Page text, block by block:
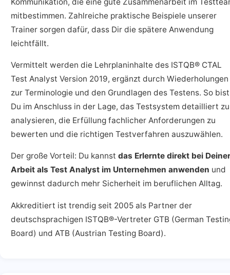
mitbestimmen. Zahlreiche praktische Beispiele unserer
Trainer sorgen dafür, dass Dir die spätere Anwendung
leichtfällt.
Vermittelt werden die Lehrplaninhalte des ISTQB® CTAL
Test Analyst Version 2019, ergänzt durch Wiederholungen
zur Terminologie und den Grundlagen des Testens. So bist
Du im Anschluss in der Lage, das Testsystem detailliert zu
analysieren, die Erfüllung fachlicher Anforderungen zu
bewerten und die richtigen Testverfahren auszuwählen.
Der große Vorteil: Du kannst das Erlernte direkt bei Deiner
Arbeit als Test Analyst im Unternehmen anwenden und
gewinnst dadurch mehr Sicherheit im beruflichen Alltag.
Akkreditiert ist trendig seit 2005 als Partner der
deutschsprachigen ISTQB®-Vertreter GTB (German
Board) und ATB (Austrian Testing Board).